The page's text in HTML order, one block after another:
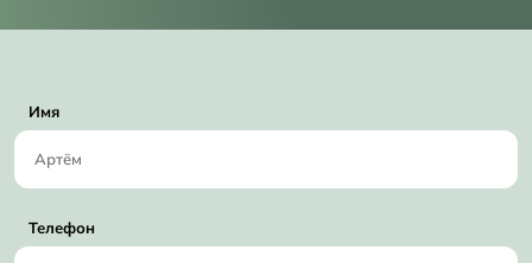
Имя
Телефон